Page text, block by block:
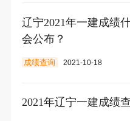
辽宁2021年一建成绩
会公布？
成绩查询 2021-10-18
2021年辽宁一建成绩